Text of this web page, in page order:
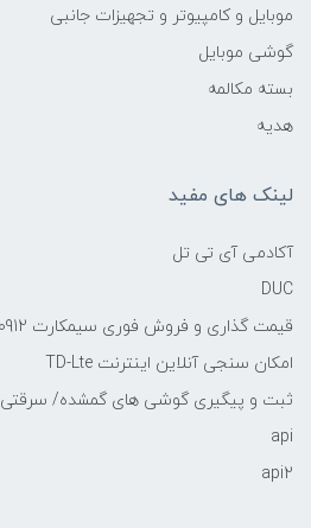
موبایل و کامپیوتر و تجهیزات جانبی
گوشی موبایل
بسته مکالمه
هدیه
لینک های مفید
آکادمی آی تی تل
DUC
قیمت گذاری و فروش فوری سیمکارت 0912
امکان سنجی آنلاین اینترنت TD-Lte
ثبت و پیگیری گوشی های گمشده/ سرقتی
api
api2